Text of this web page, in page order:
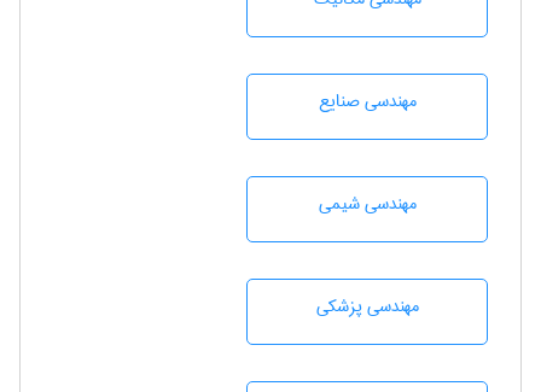
مهندسی صنايع
مهندسي شيمی
مهندسی پزشکی